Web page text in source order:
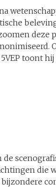
deze
toont
de
die